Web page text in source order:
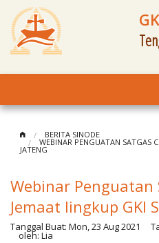
Profil
Klasis dan Jemaat
Berita Kegiatan
BERITA SINODE
WEBINAR PENGUATAN SATGAS
JATENG
Webinar Penguatan
Jemaat lingkup GKI
Tanggal Buat: Mon, 23 Aug 2021
oleh: Lia